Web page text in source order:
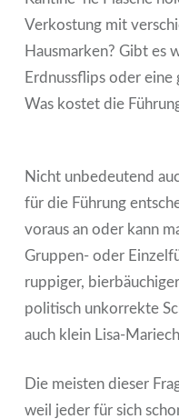
Verkostung mit
Hausmarken? Gibt es
Erdnussflips oder eine
Was kostet die
Nicht unbedeutend
für die Führung
voraus an oder kann
Gruppen- oder
ruppiger,
politisch unkorrekte
auch klein Lisa-
Die meisten dieser
weil jeder für sich